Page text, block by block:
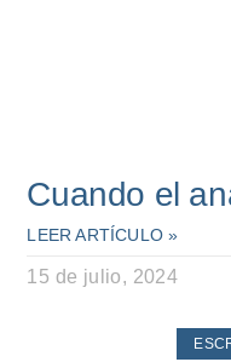
Cuando el
LEER ARTÍCULO »
15 de julio, 2024